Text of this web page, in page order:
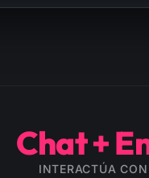
Chat +
INTERACTÚA